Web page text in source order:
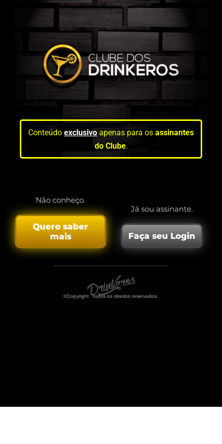
Conteúdo exclusivo apenas para os assinantes
do Clube.
Não conheço.
Quero saber
mais
Já sou assinante.
Faça seu Login
©Copyright. Todos os direitos reservados.